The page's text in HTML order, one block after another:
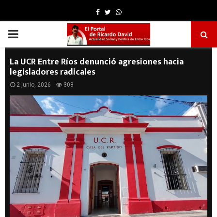
Facebook
TwitterWhatsapp
PRIMARY
MENU
La UCR Entre Ríos denunció agresiones hacia
legisladores radicales
2 junio, 2026 308